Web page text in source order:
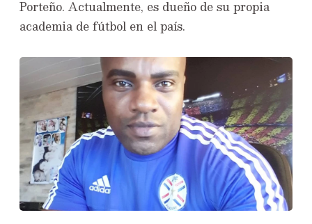
Porteño. Actualmente, es dueño de su propia
academia de fútbol en el país.